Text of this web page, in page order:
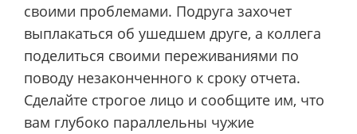
своими проблемами. Подруга захочет
выплакаться об ушедшем друге, а коллега
поделиться своими переживаниями по
поводу незаконченного к сроку отчета.
Сделайте строгое лицо и сообщите им, что
вам глубоко параллельны чужие